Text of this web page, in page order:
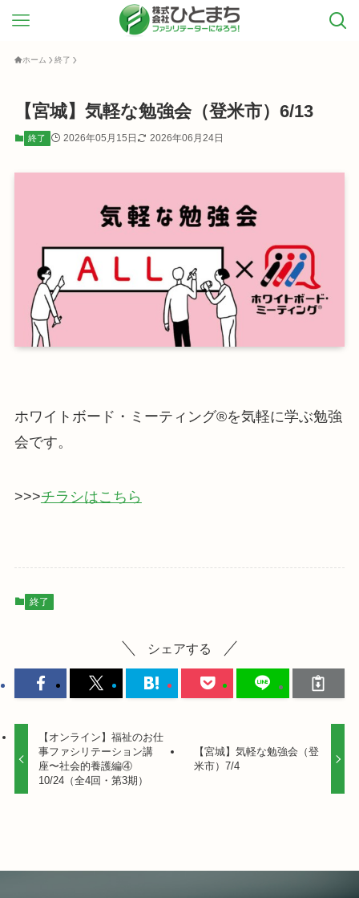
ホーム 終了
【宮城】気軽な勉強会（登米市）6/13
終了 2026年05月15日 2026年06月24日
ホワイトボード・ミーティング®を気軽に学ぶ勉強
会です。
>>>チラシはこちら
終了
シェアする
【オンライン】福祉のお仕
事ファシリテーション講
座〜社会的養護編④
10/24（全4回・第3期）
【宮城】気軽な勉強会（登
米市）7/4